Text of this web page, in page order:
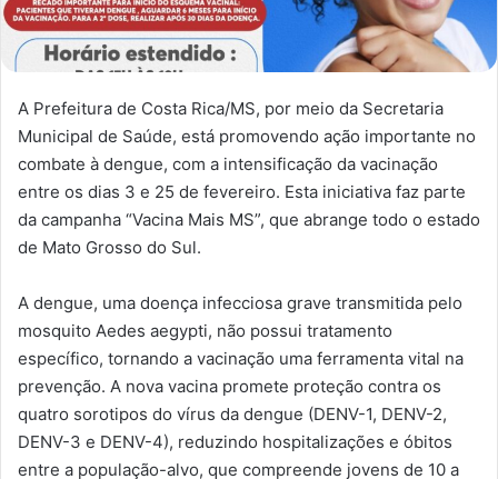
A Prefeitura de Costa Rica/MS, por meio da Secretaria
Municipal de Saúde, está promovendo ação importante no
combate à dengue, com a intensificação da vacinação
entre os dias 3 e 25 de fevereiro. Esta iniciativa faz parte
da campanha “Vacina Mais MS”, que abrange todo o estado
de Mato Grosso do Sul.
A dengue, uma doença infecciosa grave transmitida pelo
mosquito Aedes aegypti, não possui tratamento
específico, tornando a vacinação uma ferramenta vital na
prevenção. A nova vacina promete proteção contra os
quatro sorotipos do vírus da dengue (DENV-1, DENV-2,
DENV-3 e DENV-4), reduzindo hospitalizações e óbitos
entre a população-alvo, que compreende jovens de 10 a